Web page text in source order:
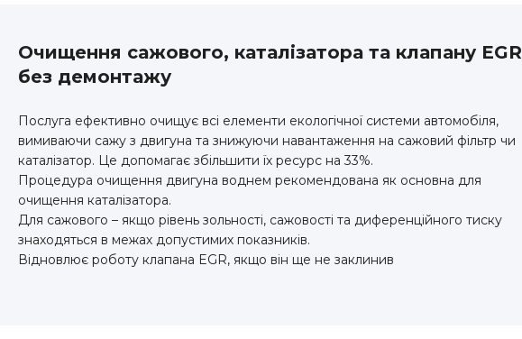
Очищення сажового, каталізатора та клапану EGR
без демонтажу
Послуга ефективно очищує всі елементи екологічної системи автомобіля,
вимиваючи сажу з двигуна та знижуючи навантаження на сажовий фільтр чи
каталізатор. Це допомагає збільшити їх ресурс на 33%.
Процедура очищення двигуна воднем рекомендована як основна для
очищення каталізатора.
Для сажового – якщо рівень зольності, сажовості та диференційного тиску
знаходяться в межах допустимих показників.
Відновлює роботу клапана EGR, якщо він ще не заклинив